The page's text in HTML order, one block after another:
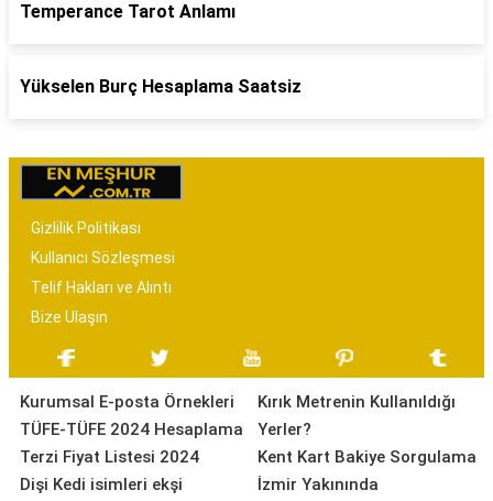
Temperance Tarot Anlamı
Yükselen Burç Hesaplama Saatsiz
Gizlilik Politikası
Kullanıcı Sözleşmesi
Telif Hakları ve Alıntı
Bize Ulaşın
Kurumsal E-posta Örnekleri
TÜFE-TÜFE 2024 Hesaplama
Terzi Fiyat Listesi 2024
Dişi Kedi isimleri ekşi
Kırık Metrenin Kullanıldığı
Yerler?
Kent Kart Bakiye Sorgulama
İzmir Yakınında